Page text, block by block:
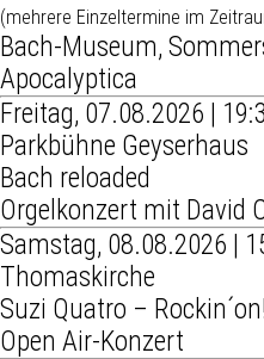
(mehrere Einzeltermine im
Bach-Museum,
Apocalyptica
Freitag, 07.08.2026 |
Parkbühne Geyserhaus
Bach reloaded
Orgelkonzert mit David
Samstag, 08.08.2026 |
Thomaskirche
Suzi Quatro –
Open Air-Konzert